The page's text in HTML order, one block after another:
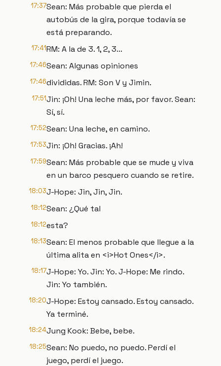
17:37Sean: Más probable que pierda el
autobús de la gira, porque todavía se
está preparando.
17:41RM: A la de 3. 1, 2, 3...
17:46Sean: Algunas opiniones
17:46divididas. RM: Son V y Jimin.
17:51Jin: ¡Oh! Una leche más, por favor. Sean:
Sí, sí.
17:52Sean: Una leche, en camino.
17:53Jin: ¡Oh! Gracias. ¡Ah!
17:59Sean: Más probable que se mude y viva
en un barco pesquero cuando se retire.
18:03J-Hope: Jin, Jin, Jin.
18:12Sean: ¿Qué tal
18:12esta?
18:13Sean: El menos probable que llegue a la
última alita en <i>Hot Ones</i>.
18:17J-Hope: Yo. Jin: Yo. J-Hope: Me rindo.
Jin: Yo también.
18:20J-Hope: Estoy cansado. Estoy cansado.
Ya terminé.
18:24Jung Kook: Bebe, bebe.
18:25Sean: No puedo, no puedo. Perdí el
juego, perdí el juego.